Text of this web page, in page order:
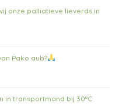
onze palliatieve lieverds in
Pako aub?
in transportmand bij 30°C